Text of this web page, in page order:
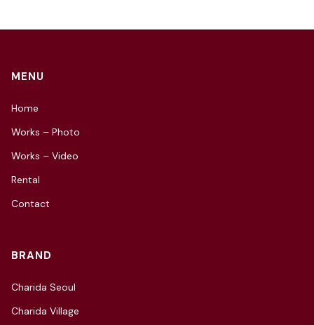
MENU
Home
Works – Photo
Works – Video
Rental
Contact
BRAND
Charida Seoul
Charida Village